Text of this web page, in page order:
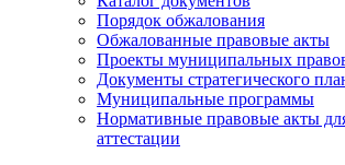
Порядок обжалования
Обжалованные правовые акты
Проекты муниципальных
Документы стратегического
Муниципальные программы
Нормативные правовые акты
аттестации